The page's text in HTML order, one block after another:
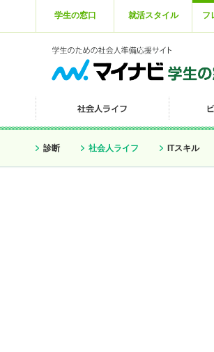
学生の窓口 就活スタイル フ
診断 社会人ライフ ITスキル